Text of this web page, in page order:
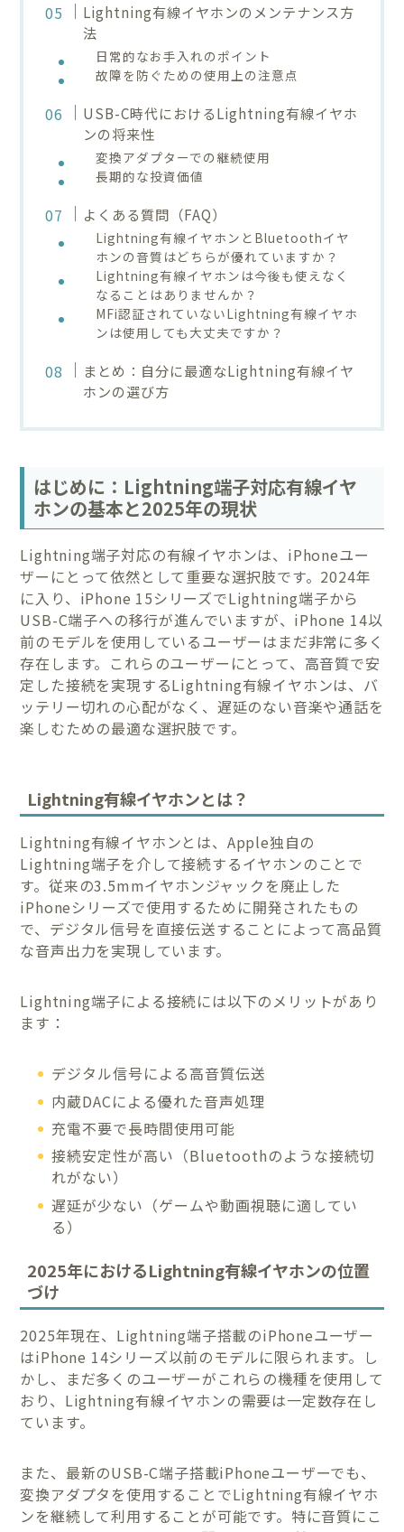
Lightning有線イヤホンのメンテナンス方
法
日常的なお手入れのポイント
故障を防ぐための使用上の注意点
USB-C時代におけるLightning有線イヤホ
ンの将来性
変換アダプターでの継続使用
長期的な投資価値
よくある質問（FAQ）
Lightning有線イヤホンとBluetoothイヤ
ホンの音質はどちらが優れていますか？
Lightning有線イヤホンは今後も使えなく
なることはありませんか？
MFi認証されていないLightning有線イヤホ
ンは使用しても大丈夫ですか？
まとめ：自分に最適なLightning有線イヤ
ホンの選び方
はじめに：Lightning端子対応有線イヤ
ホンの基本と2025年の現状
Lightning端子対応の有線イヤホンは、iPhoneユー
ザーにとって依然として重要な選択肢です。2024年
に入り、iPhone 15シリーズでLightning端子から
USB-C端子への移行が進んでいますが、iPhone 14以
前のモデルを使用しているユーザーはまだ非常に多く
存在します。これらのユーザーにとって、高音質で安
定した接続を実現するLightning有線イヤホンは、バ
ッテリー切れの心配がなく、遅延のない音楽や通話を
楽しむための最適な選択肢です。
Lightning有線イヤホンとは？
Lightning有線イヤホンとは、Apple独自の
Lightning端子を介して接続するイヤホンのことで
す。従来の3.5mmイヤホンジャックを廃止した
iPhoneシリーズで使用するために開発されたもの
で、デジタル信号を直接伝送することによって高品質
な音声出力を実現しています。
Lightning端子による接続には以下のメリットがあり
ます：
デジタル信号による高音質伝送
内蔵DACによる優れた音声処理
充電不要で長時間使用可能
接続安定性が高い（Bluetoothのような接続切
れがない）
遅延が少ない（ゲームや動画視聴に適してい
る）
2025年におけるLightning有線イヤホンの位置
づけ
2025年現在、Lightning端子搭載のiPhoneユーザー
はiPhone 14シリーズ以前のモデルに限られます。し
かし、まだ多くのユーザーがこれらの機種を使用して
おり、Lightning有線イヤホンの需要は一定数存在し
ています。
また、最新のUSB-C端子搭載iPhoneユーザーでも、
変換アダプタを使用することでLightning有線イヤホ
ンを継続して利用することが可能です。特に音質にこ